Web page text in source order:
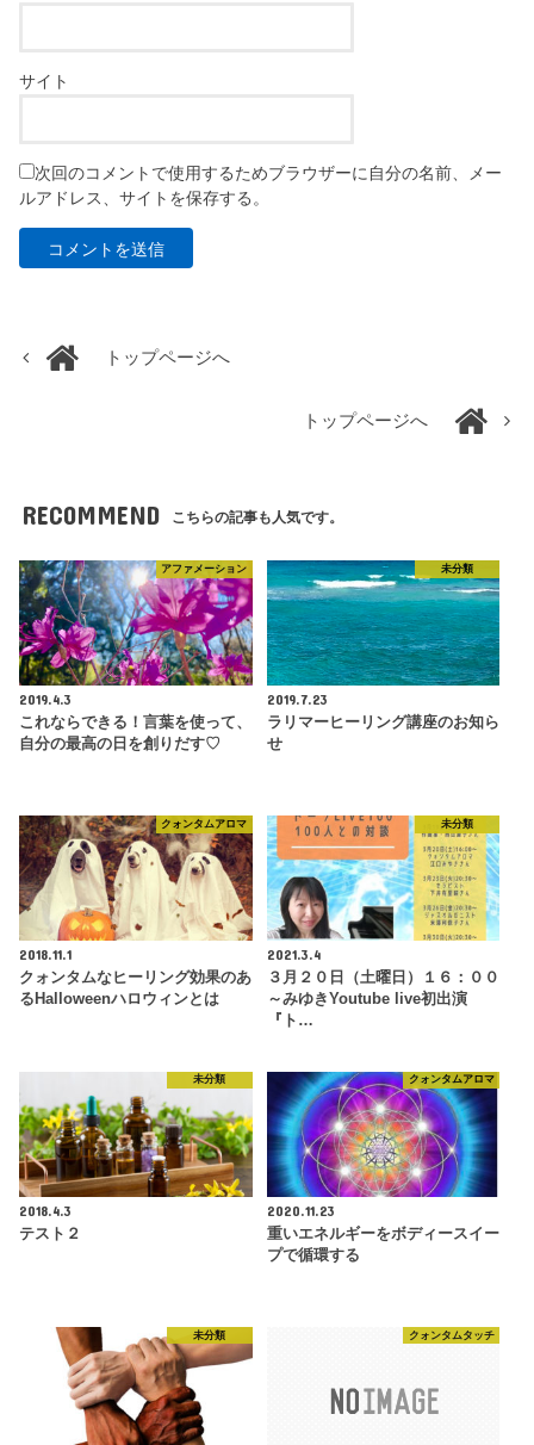
サイト
次回のコメントで使用するためブラウザーに自分の名前、メー
ルアドレス、サイトを保存する。
トップページへ
トップページへ
RECOMMEND こちらの記事も人気です。
アファメーション
2019.4.3
これならできる！言葉を使って、
自分の最高の日を創りだす♡
未分類
2019.7.23
ラリマーヒーリング講座のお知ら
せ
クォンタムアロマ
2018.11.1
クォンタムなヒーリング効果のあ
るHalloweenハロウィンとは
未分類
2021.3.4
３月２０日（土曜日）１６：００
～みゆきYoutube live初出演
『ト…
未分類
2018.4.3
テスト２
クォンタムアロマ
2020.11.23
重いエネルギーをボディースイー
プで循環する
未分類 クォンタムタッチ